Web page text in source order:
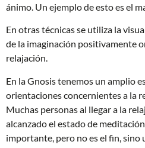
ánimo. Un ejemplo de esto es el
En otras técnicas se utiliza la
de la imaginación positivamente
relajación.
En la Gnosis tenemos un amplio
orientaciones concernientes a la
Muchas personas al llegar a la
alcanzado el estado de
importante, pero no es el fin, sino